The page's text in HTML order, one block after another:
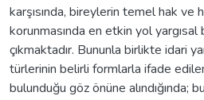
karşısında, bireylerin temel hak ve
korunmasında en etkin yol yargısal
çıkmaktadır. Bununla birlikte idari
türlerinin belirli formlarla ifade edilen
bulunduğu göz önüne alındığında;